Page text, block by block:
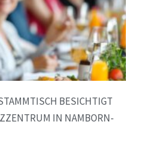
BESICHTIGT
IN NAMBORN-